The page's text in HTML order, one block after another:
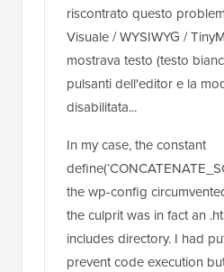
riscontrato questo
Visuale / WYSIWYG /
mostrava testo (testo
pulsanti dell'editor e la
disabilitata...
In my case, the constant
the wp-config
the culprit was in fact an
includes directory. I had
prevent code execution